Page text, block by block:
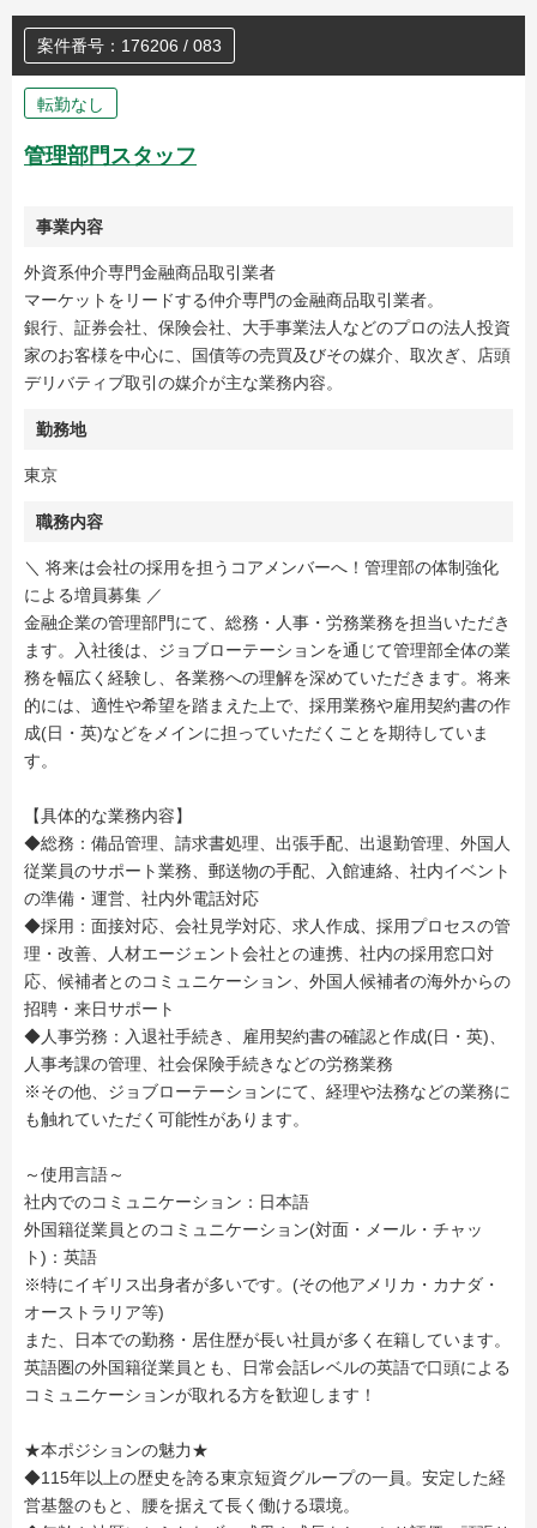
案件番号：176206 / 083
転勤なし
管理部門スタッフ
事業内容
外資系仲介専門金融商品取引業者
マーケットをリードする仲介専門の金融商品取引業者。
銀行、証券会社、保険会社、大手事業法人などのプロの法人投資
家のお客様を中心に、国債等の売買及びその媒介、取次ぎ、店頭
デリバティブ取引の媒介が主な業務内容。
勤務地
東京
職務内容
＼ 将来は会社の採用を担うコアメンバーへ！管理部の体制強化
による増員募集 ／
金融企業の管理部門にて、総務・人事・労務業務を担当いただき
ます。入社後は、ジョブローテーションを通じて管理部全体の業
務を幅広く経験し、各業務への理解を深めていただきます。将来
的には、適性や希望を踏まえた上で、採用業務や雇用契約書の作
成(日・英)などをメインに担っていただくことを期待していま
す。
【具体的な業務内容】
◆総務：備品管理、請求書処理、出張手配、出退勤管理、外国人
従業員のサポート業務、郵送物の手配、入館連絡、社内イベント
の準備・運営、社内外電話対応
◆採用：面接対応、会社見学対応、求人作成、採用プロセスの管
理・改善、人材エージェント会社との連携、社内の採用窓口対
応、候補者とのコミュニケーション、外国人候補者の海外からの
招聘・来日サポート
◆人事労務：入退社手続き、雇用契約書の確認と作成(日・英)、
人事考課の管理、社会保険手続きなどの労務業務
※その他、ジョブローテーションにて、経理や法務などの業務に
も触れていただく可能性があります。
～使用言語～
社内でのコミュニケーション：日本語
外国籍従業員とのコミュニケーション(対面・メール・チャッ
ト)：英語
※特にイギリス出身者が多いです。(その他アメリカ・カナダ・
オーストラリア等)
また、日本での勤務・居住歴が長い社員が多く在籍しています。
英語圏の外国籍従業員とも、日常会話レベルの英語で口頭による
コミュニケーションが取れる方を歓迎します！
★本ポジションの魅力★
◆115年以上の歴史を誇る東京短資グループの一員。安定した経
営基盤のもと、腰を据えて長く働ける環境。